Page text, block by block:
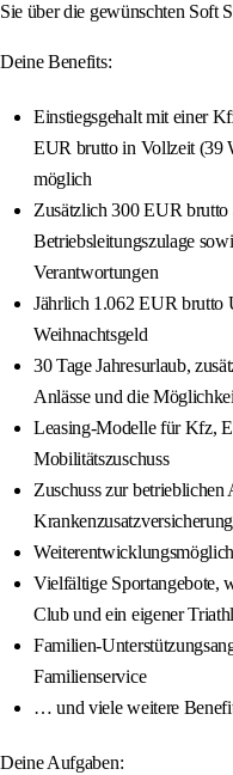
Sie über die gewünschten Soft
Deine Benefits:
Einstiegsgehalt mit einer
EUR brutto in Vollzeit (39
möglich
Zusätzlich 300 EUR brutto
Betriebsleitungszulage
Verantwortungen
Jährlich 1.062 EUR brutto
Weihnachtsgeld
30 Tage Jahresurlaub,
Anlässe und die
Leasing-Modelle für Kfz,
Mobilitätszuschuss
Zuschuss zur
Vielfältige Sportangebote,
Club und ein eigener
Familien-
Familienservice
… und viele weitere
Deine Aufgaben: